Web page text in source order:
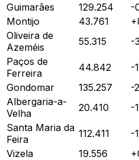
Guimarães
129.254 -
Montijo
43.761 +
Oliveira de
Azeméis
55.315 -
Paços de
Ferreira
44.842 -
Gondomar
135.257 -
Albergaria-a-
Velha
20.410 -
Santa Maria da
Feira
112.411 -
Vizela
19.556 +